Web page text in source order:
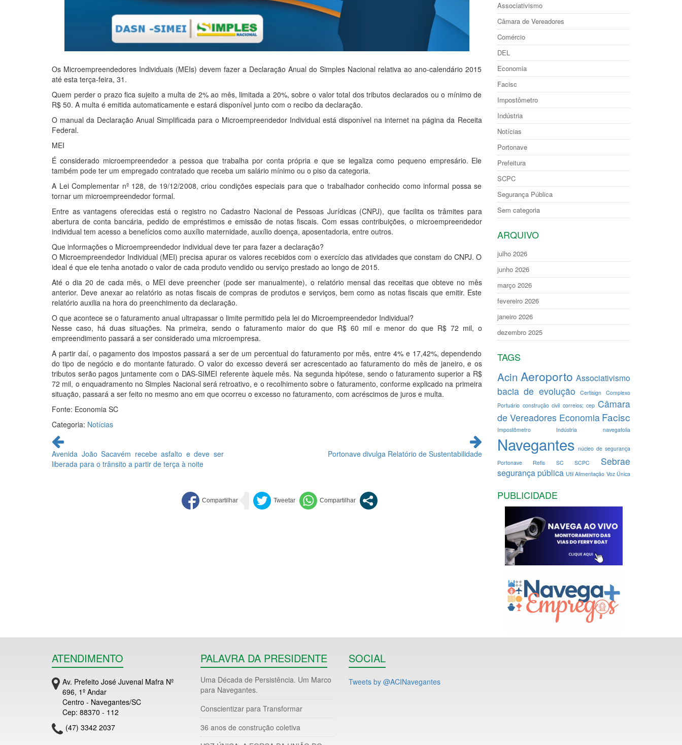
Os Microempreendedores Individuais (MEIs) devem fazer a Declaração Anual do Simples Nacional relativa ao ano-calendário 2015
até esta terça-feira, 31.
Quem perder o prazo fica sujeito a multa de 2% ao mês, limitada a 20%, sobre o valor total dos tributos declarados ou o mínimo de
R$ 50. A multa é emitida automaticamente e estará disponível junto com o recibo da declaração.
O manual da Declaração Anual Simplificada para o Microempreendedor Individual está disponível na internet na página da Receita
Federal.
MEI
É considerado microempreendedor a pessoa que trabalha por conta própria e que se legaliza como pequeno empresário. Ele
também pode ter um empregado contratado que receba um salário mínimo ou o piso da categoria.
A Lei Complementar nº 128, de 19/12/2008, criou condições especiais para que o trabalhador conhecido como informal possa se
tornar um microempreendedor formal.
Entre as vantagens oferecidas está o registro no Cadastro Nacional de Pessoas Jurídicas (CNPJ), que facilita os trâmites para
abertura de conta bancária, pedido de empréstimos e emissão de notas fiscais. Com essas contribuições, o microempreendedor
individual tem acesso a benefícios como auxílio maternidade, auxílio doença, aposentadoria, entre outros.
Que informações o Microempreendedor individual deve ter para fazer a declaração?
O Microempreendedor Individual (MEI) precisa apurar os valores recebidos com o exercício das atividades que constam do CNPJ. O
ideal é que ele tenha anotado o valor de cada produto vendido ou serviço prestado ao longo de 2015.
Até o dia 20 de cada mês, o MEI deve preencher (pode ser manualmente), o relatório mensal das receitas que obteve no mês
anterior. Deve anexar ao relatório as notas fiscais de compras de produtos e serviços, bem como as notas fiscais que emitir. Este
relatório auxilia na hora do preenchimento da declaração.
O que acontece se o faturamento anual ultrapassar o limite permitido pela lei do Microempreendedor Individual?
Nesse caso, há duas situações. Na primeira, sendo o faturamento maior do que R$ 60 mil e menor do que R$ 72 mil, o
empreendimento passará a ser considerado uma microempresa.
A partir daí, o pagamento dos impostos passará a ser de um percentual do faturamento por mês, entre 4% e 17,42%, dependendo
do tipo de negócio e do montante faturado. O valor do excesso deverá ser acrescentado ao faturamento do mês de janeiro, e os
tributos serão pagos juntamente com o DAS-SIMEI referente àquele mês. Na segunda hipótese, sendo o faturamento superior a R$
72 mil, o enquadramento no Simples Nacional será retroativo, e o recolhimento sobre o faturamento, conforme explicado na primeira
situação, passará a ser feito no mesmo ano em que ocorreu o excesso no faturamento, com acréscimos de juros e multa.
Fonte: Economia SC
Categoria: Notícias
Continue
lendo
Avenida João Sacavém recebe asfalto e deve ser
liberada para o trânsito a partir de terça à noite
Portonave divulga Relatório de Sustentabilidade
Associativismo
Câmara de Vereadores
Comércio
DEL
Economia
Facisc
Impostômetro
Indústria
Notícias
Portonave
Prefeitura
SCPC
Segurança Pública
Sem categoria
ARQUIVO
julho 2026
junho 2026
março 2026
fevereiro 2026
janeiro 2026
dezembro 2025
TAGS
Acin Aeroporto Associativismo
bacia de evolução Certisign Complexo
Portuário construção civil correios; cep Câmara
de Vereadores Economia Facisc
Impostômetro Indústria navegafolia
Navegantes núcleo de segurança
Portonave
Refis SC SCPC Sebrae
segurança pública Util Alimentação Voz Única
PUBLICIDADE
ATENDIMENTO
Av. Prefeito José Juvenal Mafra Nº
696, 1º Andar
Centro - Navegantes/SC
Cep: 88370 - 112
(47) 3342 2037
PALAVRA DA PRESIDENTE
Uma Década de Persistência. Um Marco
para Navegantes.
Conscientizar para Transformar
36 anos de construção coletiva
SOCIAL
Tweets by @ACINavegantes